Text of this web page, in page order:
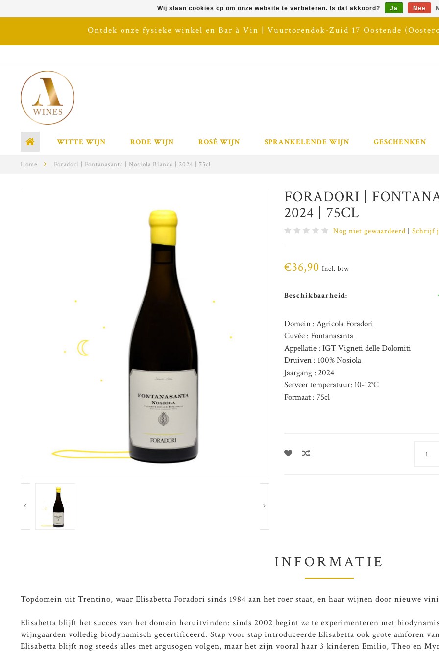
Ontdek onze fysieke winkel en Bar à Vin | Vuurtorendok-Zuid 17 Oostende
WITTE WIJN RODE WIJN ROSÉ WIJN SPRANKELENDE WIJN GESCHENKEN
Home Foradori | Fontanasanta | Nosiola Bianco | 2024 | 75cl
FORADORI |
2024 | 75CL
Nog niet gewaardeerd | Schrijf
€36,90 Incl. btw
Beschikbaarheid:
Domein : Agricola Foradori
Cuvée : Fontanasanta
Appellatie : IGT Vigneti delle Dolomiti
Druiven : 100% Nosiola
Jaargang : 2024
Serveer temperatuur: 10-12°C
Formaat : 75cl
INFORMATIE
Topdomein uit Trentino, waar Elisabetta Foradori sinds 1984 aan het roer staat, en haar wijnen door nieuwe
Elisabetta blijft het succes van het domein heruitvinden: sinds 2002 begint ze te experimenteren met
wijngaarden volledig biodynamisch gecertificeerd. Stap voor stap introduceerde Elisabetta ook grote amforen
Elisabetta blijft nog steeds alles met argusogen volgen, maar het zijn vooral haar 3 kinderen Emilio, Theo en
Wij slaan cookies op om onze website te verbeteren. Is dat akkoord? Ja Nee